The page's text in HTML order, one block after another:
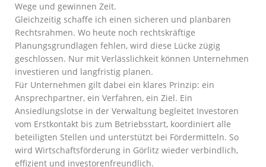
Wege und gewinnen Zeit.
Gleichzeitig schaffe ich einen sicheren und planbaren
Rechtsrahmen. Wo heute noch rechtskräftige
Planungsgrundlagen fehlen, wird diese Lücke zügig
geschlossen. Nur mit Verlässlichkeit können Unternehmen
investieren und langfristig planen.
Für Unternehmen gilt dabei ein klares Prinzip: ein
Ansprechpartner, ein Verfahren, ein Ziel. Ein
Ansiedlungslotse in der Verwaltung begleitet Investoren
vom Erstkontakt bis zum Betriebsstart, koordiniert alle
beteiligten Stellen und unterstützt bei Fördermitteln. So
wird Wirtschaftsförderung in Görlitz wieder verbindlich,
effizient und investorenfreundlich.